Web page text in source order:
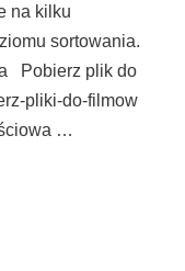
na kilku
sortowania.
Pobierz plik do
pliki-do-filmow
…